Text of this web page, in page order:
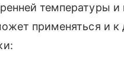
температуры и
применяться и к